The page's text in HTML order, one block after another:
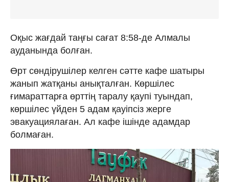
Оқыс жағдай таңғы сағат 8:58-де Алмалы
ауданында болған.
Өрт сөндірушілер келген сәтте кафе шатыры
жанып жатқаны анықталған. Көршілес
ғимараттарға өрттің таралу қаупі туындап,
көршілес үйден 5 адам қауіпсіз жерге
эвакуациялаған. Ал кафе ішінде адамдар
болмаған.